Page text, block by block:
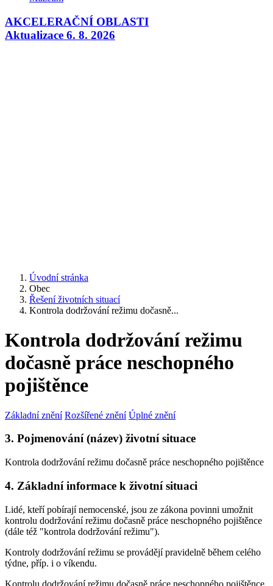
AKCELERAČNÍ OBLASTI
Aktualizace 6. 8. 2026
Úvodní stránka
Obec
Řešení životních situací
Kontrola dodržování režimu dočasně...
Kontrola dodržování režimu
dočasně práce neschopného
pojištěnce
Základní znění Rozšířené znění Úplné znění
3. Pojmenování (název) životní situace
Kontrola dodržování režimu dočasně práce neschopného pojištěnce
4. Základní informace k životní situaci
Lidé, kteří pobírají nemocenské, jsou ze zákona povinni umožnit
kontrolu dodržování režimu dočasně práce neschopného pojištěnce
(dále též "kontrola dodržování režimu").
Kontroly dodržování režimu se provádějí pravidelně během celého
týdne, příp. i o víkendu.
Kontrolu dodržování režimu dočasně práce neschopného pojištěnce